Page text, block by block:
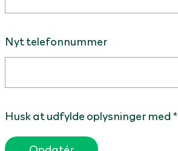
Nyt telefonnummer
Husk at udfylde oplysninger med *